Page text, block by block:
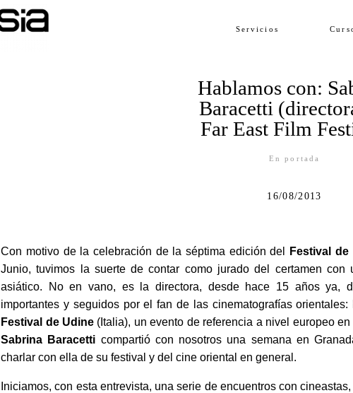
Servicios
Hablamos con:
Baracetti
Far East Film
En portada
16/08/2013
Con motivo de la celebración de la séptima edición del Festival
Junio, tuvimos la suerte de contar como jurado del certamen
asiático. No en vano, es la directora, desde hace 15 años ya,
importantes y seguidos por el fan de las cinematografías orientales:
Festival de Udine (Italia), un evento de referencia a nivel europeo
Sabrina Baracetti compartió con nosotros una semana en
charlar con ella de su festival y del cine oriental en general.
Iniciamos, con esta entrevista, una serie de encuentros con